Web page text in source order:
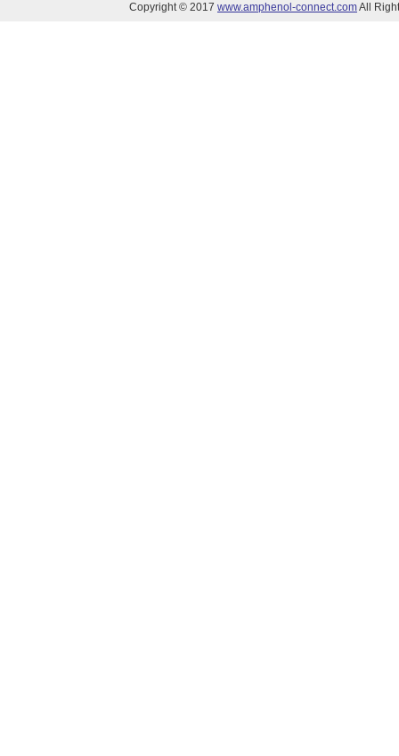
Copyright © 2017 www.amphenol-connect.comAll